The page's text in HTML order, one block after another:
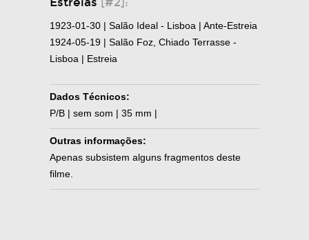
1923-01-30 | Salão Ideal - Lisboa | Ante-Estreia
1924-05-19 | Salão Foz, Chiado Terrasse -
Lisboa | Estreia
Dados Técnicos:
P/B | sem som | 35 mm |
Outras informações:
Apenas subsistem alguns fragmentos deste
filme.